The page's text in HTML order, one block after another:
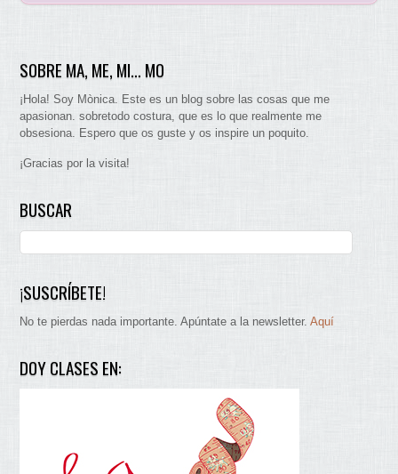
SOBRE MA, ME, MI… MO
¡Hola! Soy Mònica. Este es un blog sobre las cosas que me
apasionan. sobretodo costura, que es lo que realmente me
obsesiona. Espero que os guste y os inspire un poquito.
¡Gracias por la visita!
BUSCAR
¡SUSCRÍBETE!
No te pierdas nada importante. Apúntate a la newsletter.Aquí
DOY CLASES EN: